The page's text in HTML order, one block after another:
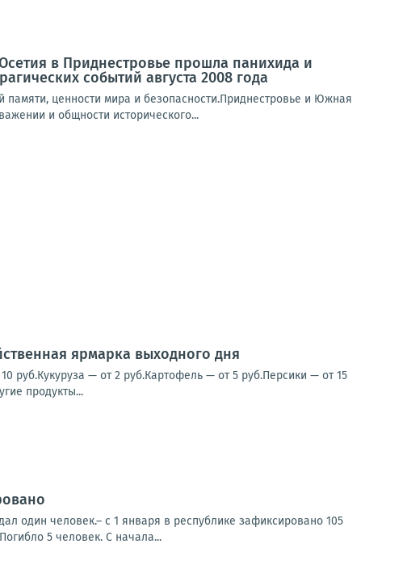
в Приднестровье прошла панихида и
событий августа 2008 года
памяти, ценности мира и безопасности.Приднестровье и Южная
и общности исторического...
ярмарка выходного дня
руб.Кукуруза — от 2 руб.Картофель — от 5 руб.Персики — от 15
продукты...
один человек.– с 1 января в республике зафиксировано 105
5 человек. С начала...